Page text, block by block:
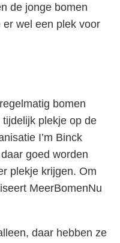
de jonge bomen
wel een plek voor
bomen
plekje op de
I’m Binck
goed worden
plekje krijgen. Om
MeerBomenNu
daar hebben ze